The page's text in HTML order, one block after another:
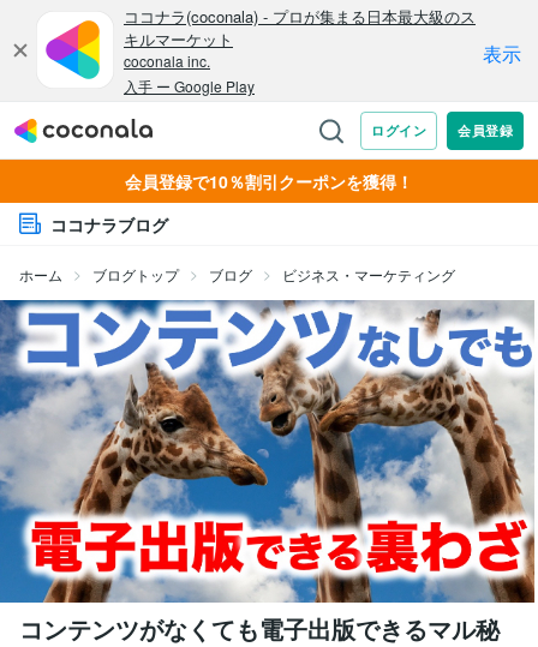
会員登録で10％割引クーポンを獲得！
ココナラブログ
ホーム ブログトップ ブログ ビジネス・マーケティング
コンテンツがなくても電子出版できるマル秘